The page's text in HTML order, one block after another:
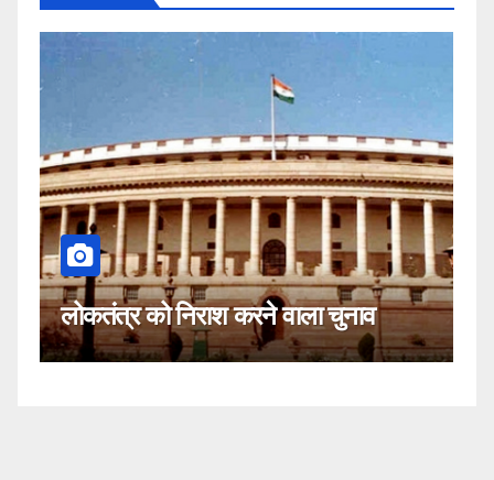
करने वाला चुनाव
कहीं यह सीजेआई के खिलाफ
नहीं!